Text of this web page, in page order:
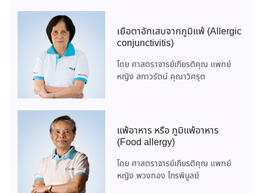
เยื่อตาอักเสบจากภูมิแพ้ (Allergic
conjunctivitis)
โดย ศาสตราจารย์เกียรติคุณ แพทย์
หญิง สกาวรัตน์ คุณาวิศรุต
แพ้อาหาร หรือ ภูมิแพ้อาหาร
(Food allergy)
โดย ศาสตราจารย์เกียรติคุณ แพทย์
หญิง พวงทอง ไกรพิบูลย์